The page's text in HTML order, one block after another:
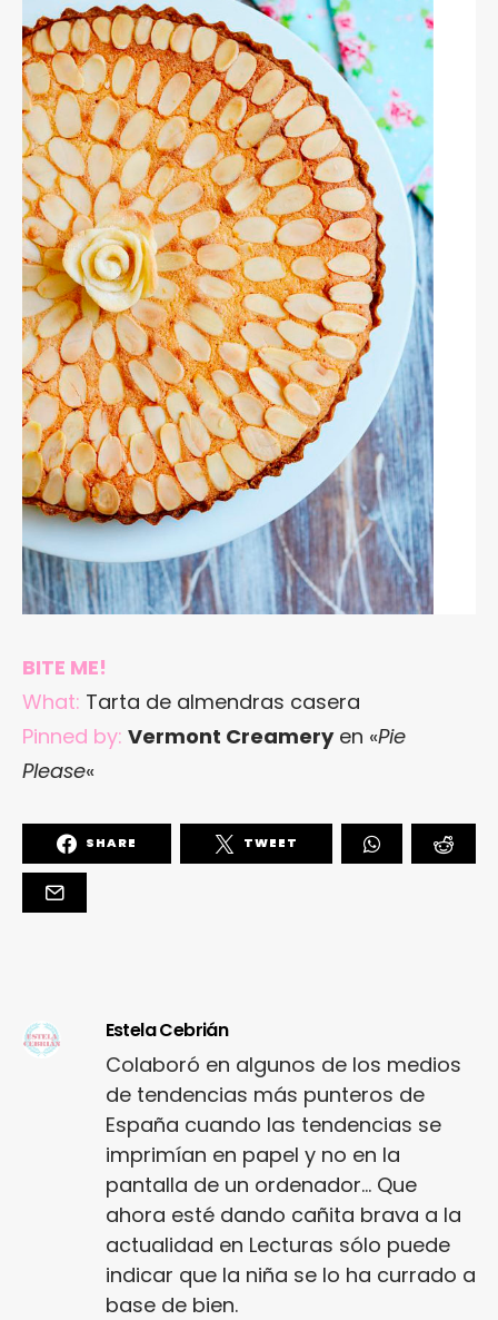
BITE ME!
What: Tarta de almendras casera
Pinned by: Vermont Creameryen «Pie
Please«
SHARE TWEET
Estela Cebrián
Colaboró en algunos de los medios
de tendencias más punteros de
España cuando las tendencias se
imprimían en papel y no en la
pantalla de un ordenador... Que
ahora esté dando cañita brava a la
actualidad en Lecturas sólo puede
indicar que la niña se lo ha currado a
base de bien.